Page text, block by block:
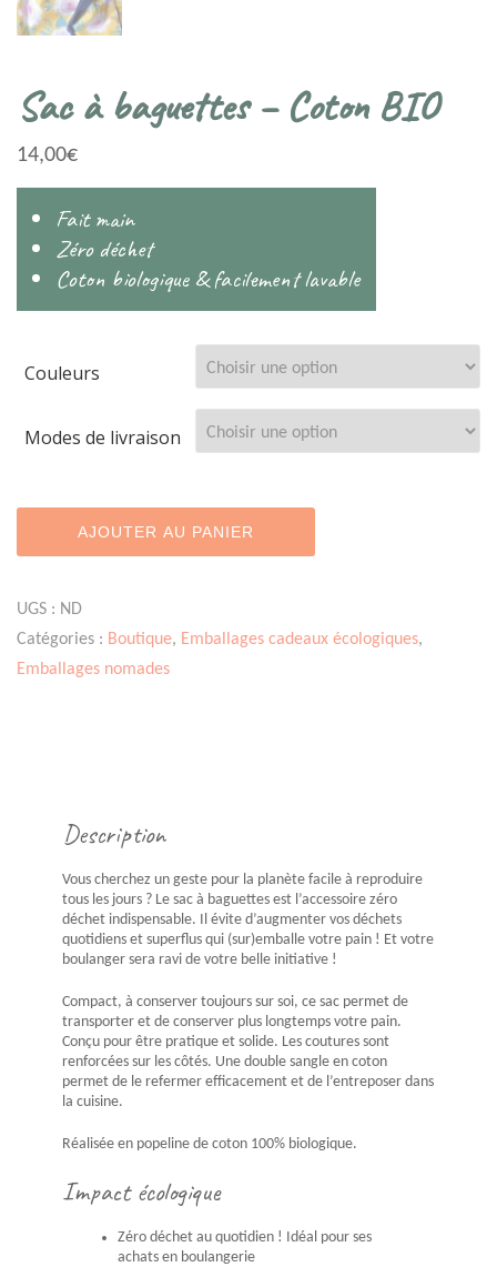
Sac à baguettes – Coton BIO
14,00€
Fait main
Zéro déchet
Coton biologique & facilement lavable
Couleurs
Modes de livraison
de
à
baguettes
-
AJOUTER AU PANIER
UGS : ND
Catégories : Boutique, Emballages cadeaux écologiques,
Emballages nomades
Description
Vous cherchez un geste pour la planète facile à reproduire
tous les jours ? Le sac à baguettes est l’accessoire zéro
déchet indispensable. Il évite d’augmenter vos déchets
quotidiens et superflus qui (sur)emballe votre pain ! Et votre
boulanger sera ravi de votre belle initiative !
Compact, à conserver toujours sur soi, ce sac permet de
transporter et de conserver plus longtemps votre pain.
Conçu pour être pratique et solide. Les coutures sont
renforcées sur les côtés. Une double sangle en coton
permet de le refermer efficacement et de l’entreposer dans
la cuisine.
Réalisée en popeline de coton 100% biologique.
Impact écologique
Zéro déchet au quotidien ! Idéal pour ses
achats en boulangerie